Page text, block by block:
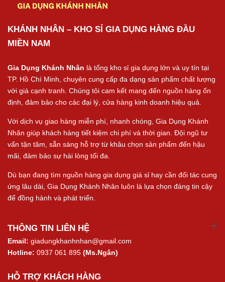
KHÁNH NHÂN – KHO SỈ GIA DỤNG HÀNG ĐẦU
MIỀN NAM
Gia Dụng Khánh Nhân là tổng kho sỉ gia dụng lớn và uy tín tại
TP. Hồ Chí Minh, chuyên cung cấp đa dạng sản phẩm chất lượng
với giá cạnh tranh. Chúng tôi cam kết mang đến nguồn hàng ổn
định, đảm bảo cho các đại lý, cửa hàng kinh doanh hiệu quả.
Với dịch vụ giao hàng miễn phí, nhanh chóng, Gia Dụng Khánh
Nhân giúp khách hàng tiết kiệm chi phí và thời gian. Đội ngũ tư
vấn tận tâm, sẵn sàng hỗ trợ từ khâu chọn sản phẩm đến hậu
mãi, đảm bảo sự hài lòng tối đa.
Dù bạn đang tìm nguồn hàng gia dụng giá sỉ hay cần đối tác cung
ứng lâu dài, Gia Dụng Khánh Nhân luôn là lựa chọn đáng tin cậy
để đồng hành và phát triển.
THÔNG TIN LIÊN HỆ
Email: giadungkhanhnhan@gmail.com
Hotline: 0937 061 895 (Ms.Ngân)
HỖ TRỢ KHÁCH HÀNG